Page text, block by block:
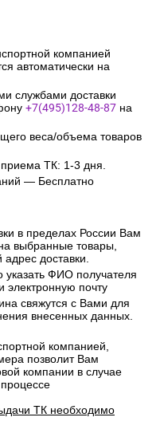
компанией
автоматически на
службами доставки
+7(495)128-48-87 на
веса/объема товаров
приема ТК: 1-3 дня.
— Бесплатно
в пределах России Вам
выбранные товары,
доставки.
ФИО получателя
почту
свяжутся с Вами для
внесенных данных.
компанией,
позволит Вам
компании в случае
ТК необходимо